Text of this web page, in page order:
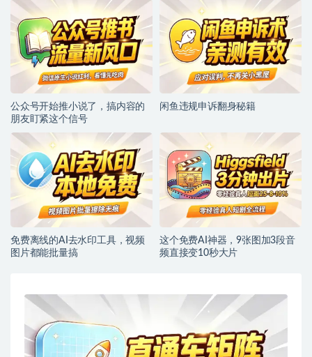
公众号开始推小说了，搞内容的
朋友盯紧这个信号
闲鱼违规申诉翻身秘籍
免费离线的AI去水印工具，视频
图片都能批量搞
这个免费AI神器，9张图加3段音
频直接变10秒大片